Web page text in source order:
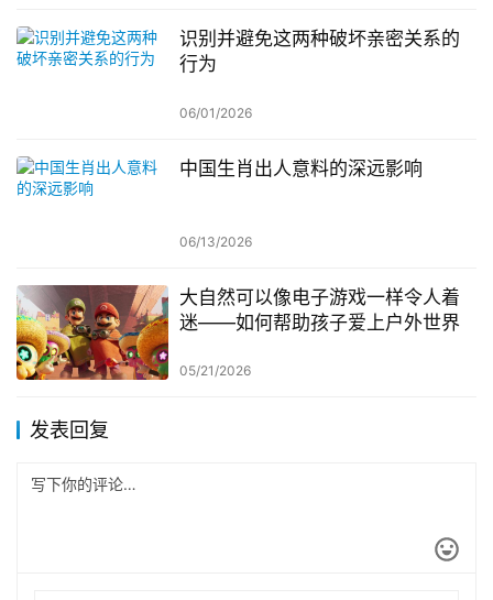
识别并避免这两种破坏亲密关系的
行为
06/01/2026
中国生肖出人意料的深远影响
06/13/2026
大自然可以像电子游戏一样令人着
迷——如何帮助孩子爱上户外世界
05/21/2026
发表回复